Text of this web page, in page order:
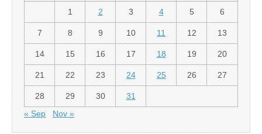
1 2 3 4 5 6
7 8 9 10 11 12 13
14 15 16 17 18 19 20
21 22 23 24 25 26 27
28 29 30
31
« Sep
Nov »